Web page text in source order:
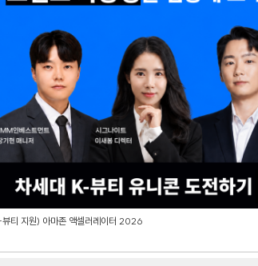
티 지원) 아마존 액셀러레이터 2026